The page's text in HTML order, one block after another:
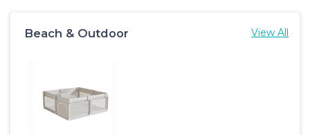
Beach & Outdoor View All